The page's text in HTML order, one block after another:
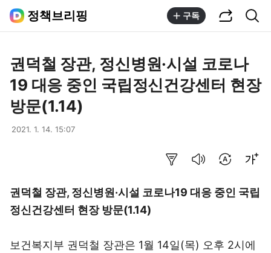
정책브리핑 구독
권덕철 장관, 정신병원·시설 코로나
19 대응 중인 국립정신건강센터 현장
방문(1.14)
2021. 1. 14. 15:07
권덕철 장관, 정신병원·시설 코로나19 대응 중인 국립
정신건강센터 현장 방문(1.14)
보건복지부 권덕철 장관은 1월 14일(목) 오후 2시에